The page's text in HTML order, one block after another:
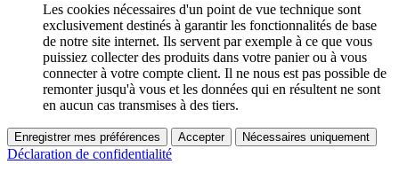
Les cookies nécessaires d'un point de vue technique sont
exclusivement destinés à garantir les fonctionnalités de base
de notre site internet. Ils servent par exemple à ce que vous
puissiez collecter des produits dans votre panier ou à vous
connecter à votre compte client. Il ne nous est pas possible de
remonter jusqu'à vous et les données qui en résultent ne sont
en aucun cas transmises à des tiers.
Enregistrer mes préférences Accepter Nécessaires uniquement
Déclaration de confidentialité